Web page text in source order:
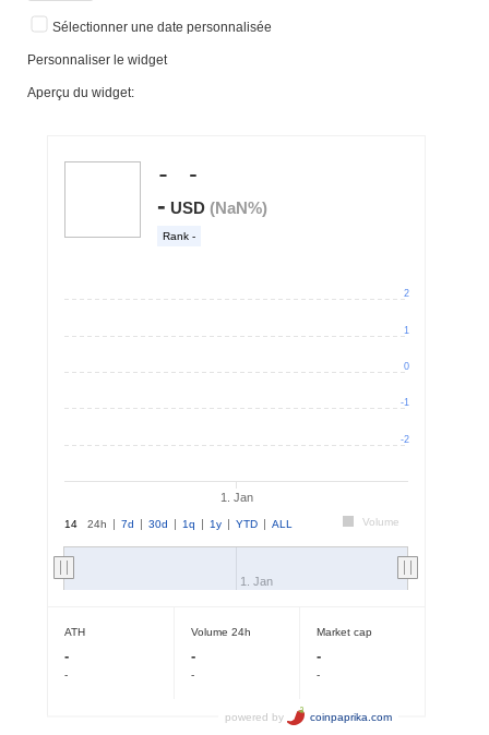
Sélectionner une date personnalisée
Personnaliser le widget
Aperçu du widget: